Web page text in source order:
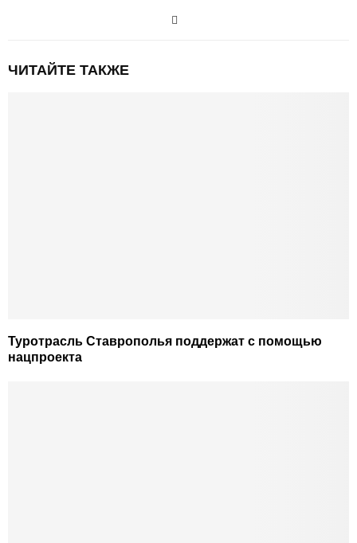
ЧИТАЙТЕ ТАКЖЕ
Туротрасль Ставрополья поддержат с помощью
нацпроекта